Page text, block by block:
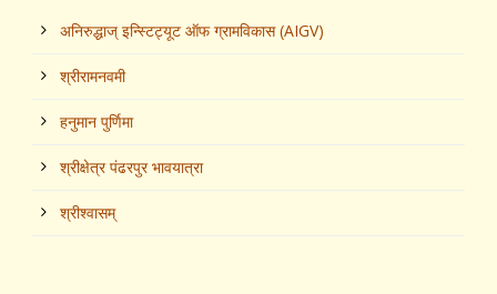
अनिरुद्धाज्‌ इन्स्टिट्यूट ऑफ ग्रामविकास (AIGV)
श्रीरामनवमी
हनुमान पुर्णिमा
श्रीक्षेत्र पंढरपुर भावयात्रा
श्रीश्‍वासम्